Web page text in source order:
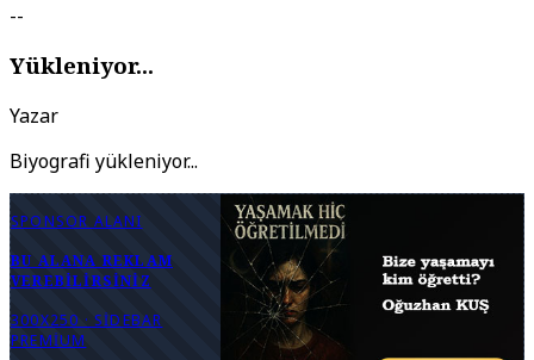
--
Yükleniyor...
Yazar
Biyografi yükleniyor...
SPONSOR ALANI
BU ALANA REKLAM
VEREBILIRSINIZ
300X250 · SIDEBAR
PREMIUM